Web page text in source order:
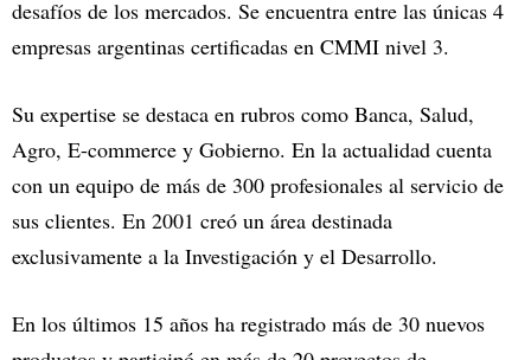
desafíos de los mercados. Se encuentra entre las únicas 4
empresas argentinas certificadas en CMMI nivel 3.
Su expertise se destaca en rubros como Banca, Salud,
Agro, E-commerce y Gobierno. En la actualidad cuenta
con un equipo de más de 300 profesionales al servicio de
sus clientes. En 2001 creó un área destinada
exclusivamente a la Investigación y el Desarrollo.
En los últimos 15 años ha registrado más de 30 nuevos